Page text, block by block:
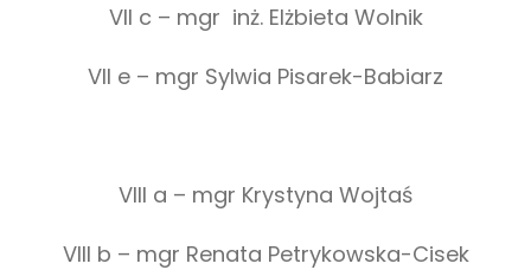
VII c – mgr inż. Elżbieta Wolnik
VII e – mgr Sylwia Pisarek-Babiarz
VIII a – mgr Krystyna Wojtaś
VIII b – mgr Renata Petrykowska-Cisek